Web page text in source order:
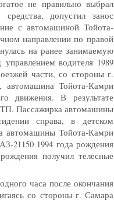
не правильно выбрал
допустил занос
с автомашиной Тойота-
направлении по правой
на ранее занимаемую
водителя 1989
части, со стороны г.
автомашина Тойота-Камри
движения. В результате
Пассажирка автомашины
справа, в детском
автомашины Тойота-Камри
21150 1994 года рождения
получил телесные
часа после окончания
со стороны г. Самара